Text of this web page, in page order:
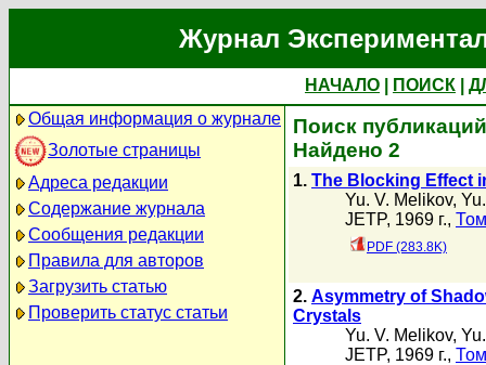
Журнал
НАЧАЛО ПОИСК
Общая информация о журнале
Золотые страницы
Адреса редакции
Содержание журнала
Сообщения редакции
Правила для авторов
Загрузить статью
Проверить статус статьи
Поиск
Найдено 2
1. The Blocking Effect
Yu. V. Melikov,
JETP, 1969 г.,
PDF (283.8K)
2. Asymmetry of
Crystals
Yu. V. Melikov,
JETP, 1969 г.,